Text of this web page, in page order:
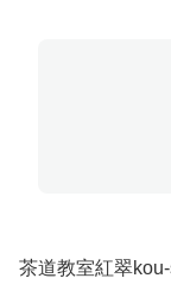
茶道教室紅翠kou-